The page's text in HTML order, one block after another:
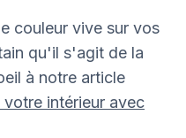
couleur vive sur vos
qu'il s'agit de la
à notre article
intérieur avec